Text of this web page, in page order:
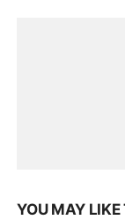
YOU MAY LIKE